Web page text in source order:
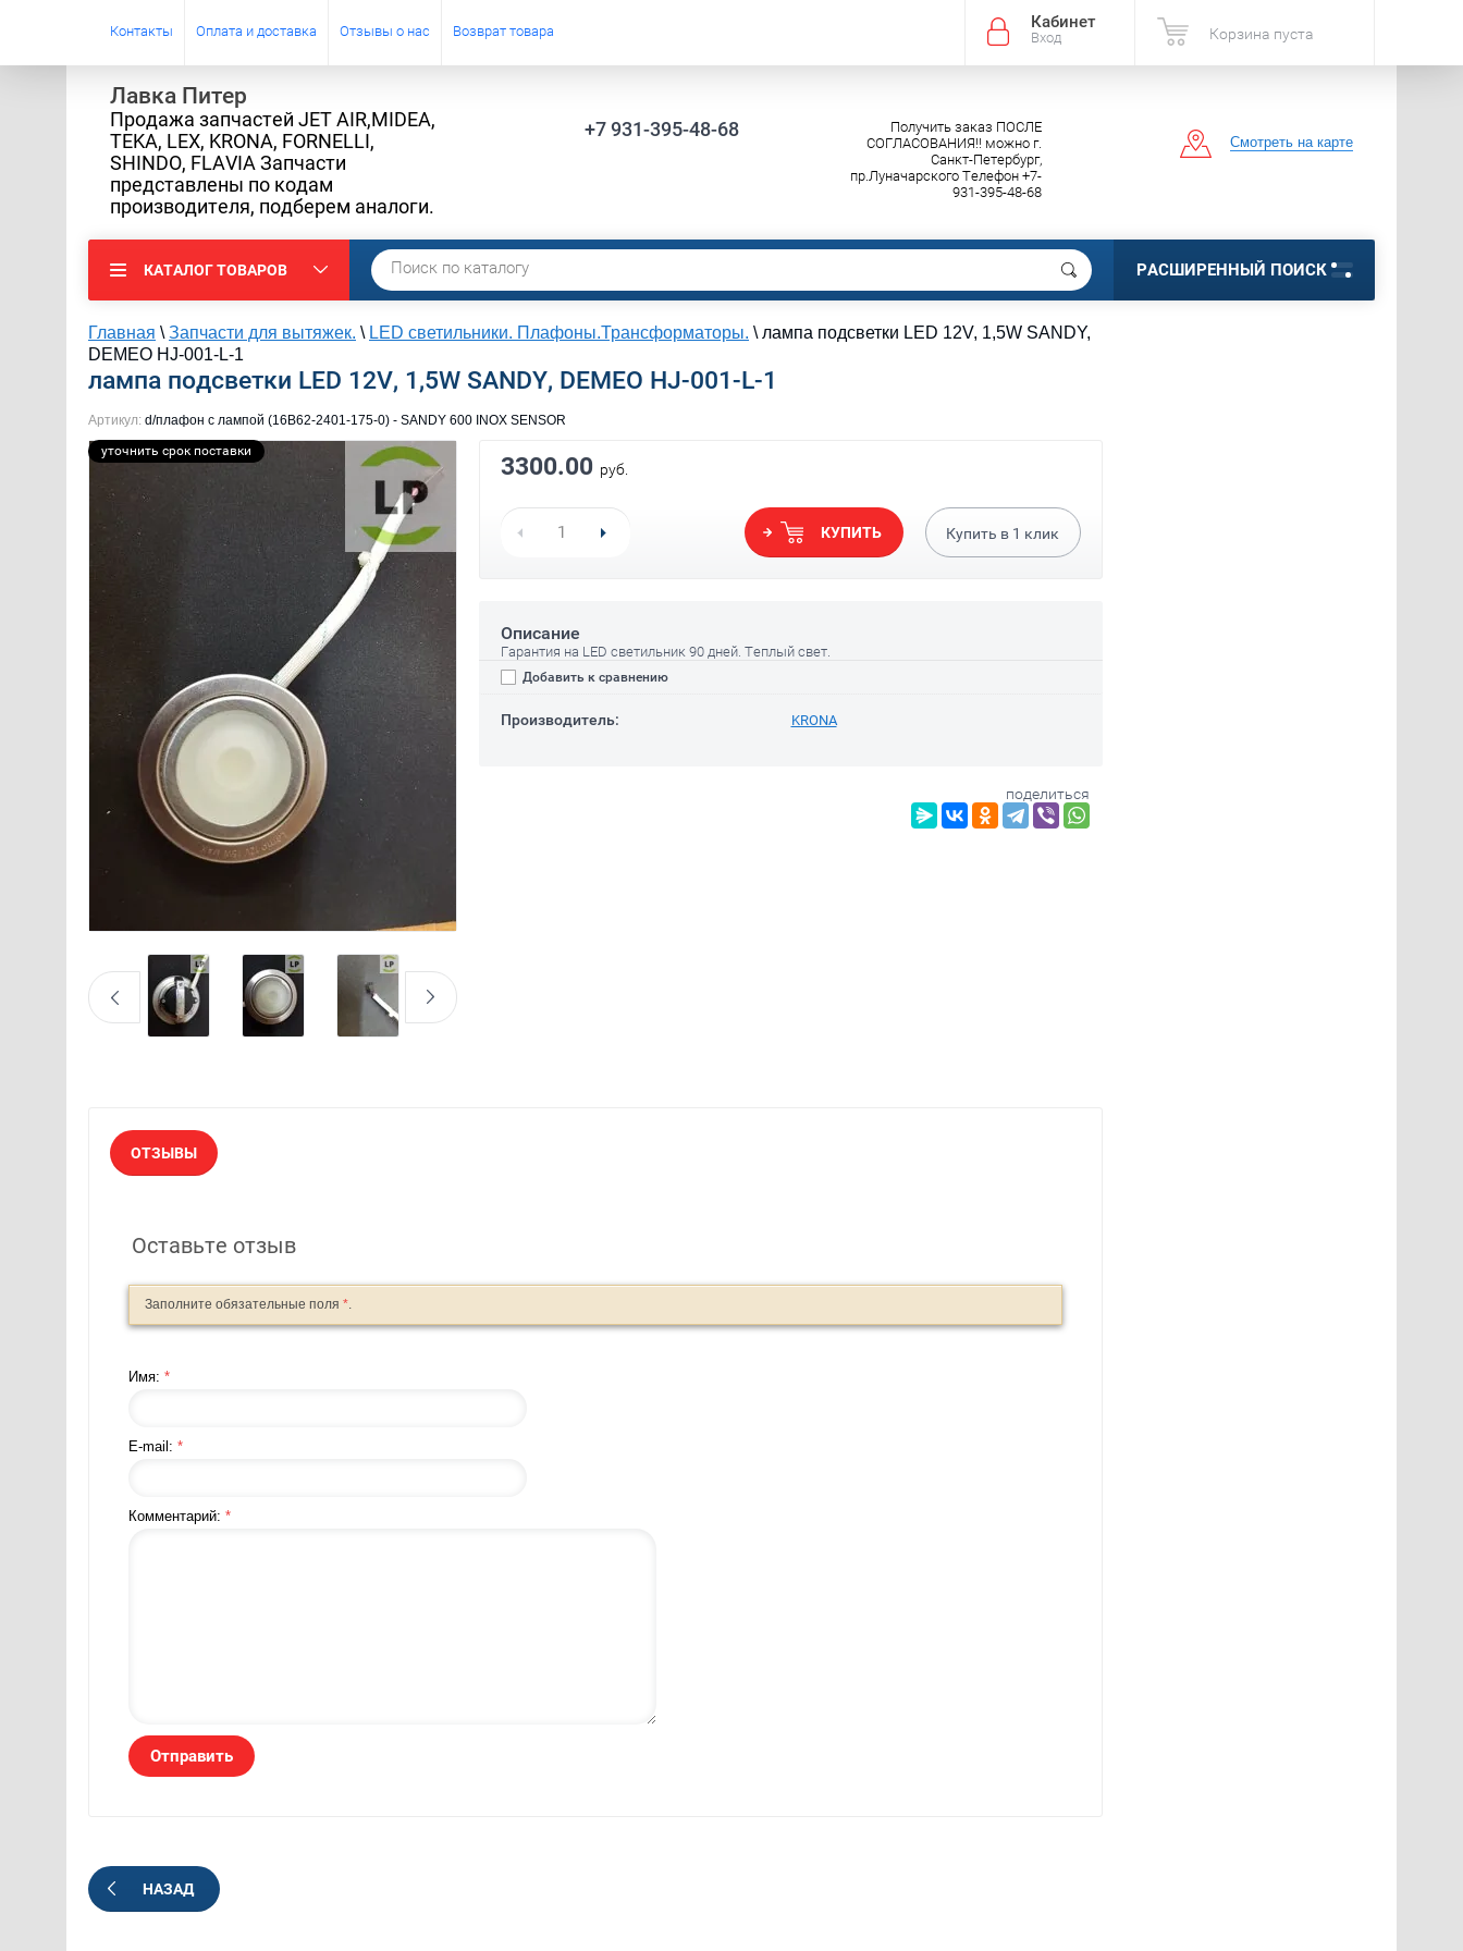
Кабинет
Вход Корзина пуста
Контакты Оплата и доставка Отзывы о нас Возврат товара
Лавка Питер
Продажа запчастей JET AIR,MIDEA,
TEKA, LEX, KRONA, FORNELLI,
SHINDO, FLAVIA Запчасти
представлены по кодам
производителя, подберем аналоги.
+7 931-395-48-68
Получить заказ ПОСЛЕ
СОГЛАСОВАНИЯ!! можно г.
Санкт-Петербург,
пр.Луначарского Телефон +7-
931-395-48-68
Смотреть на карте
КАТАЛОГ ТОВАРОВ РАСШИРЕННЫЙ ПОИСК
Главная \ Запчасти для вытяжек. \ LED светильники. Плафоны.Трансформаторы. \ лампа подсветки LED 12V, 1,5W SANDY,
DEMEO HJ-001-L-1
лампа подсветки LED 12V, 1,5W SANDY, DEMEO HJ-001-L-1
Артикул: d/плафон с лампой (16B62-2401-175-0) - SANDY 600 INOX SENSOR
уточнить срок поставки
3300.00 руб.
КУПИТЬ Купить в 1 клик
Описание
Гарантия на LED светильник 90 дней. Теплый свет.
Добавить к сравнению
Производитель: KRONA
поделиться
ОТЗЫВЫ
Оставьте отзыв
Заполните обязательные поля *.
Имя: *
E-mail: *
Комментарий: *
НАЗАД